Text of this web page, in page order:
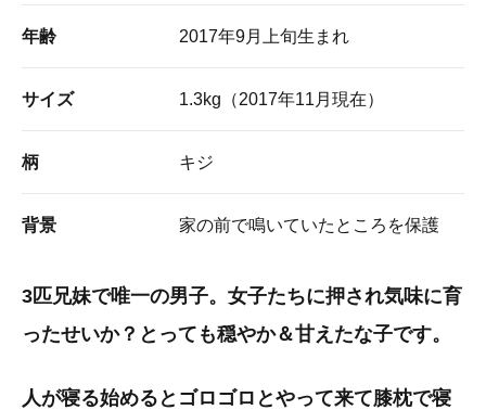
年齢 2017年9月上旬生まれ
サイズ 1.3kg（2017年11月現在）
柄 キジ
背景 家の前で鳴いていたところを保護
3匹兄妹で唯一の男子。女子たちに押され気味に育
ったせいか？とっても穏やか＆甘えたな子です。
人が寝る始めるとゴロゴロとやって来て膝枕で寝